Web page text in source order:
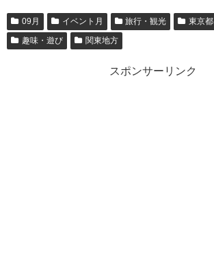
09月 イベント月 旅行・観光 東京都
趣味・遊び
関東地方
スポンサーリンク